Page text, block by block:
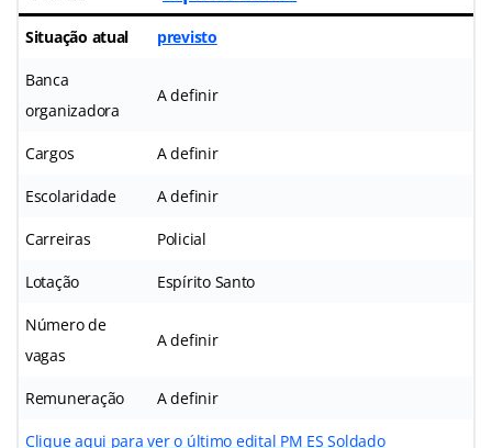
Situação atual previsto
Banca
organizadora
A definir
Cargos A definir
Escolaridade A definir
Carreiras Policial
Lotação Espírito Santo
Número de
vagas
A definir
Remuneração A definir
Clique aqui para ver o último edital PM ES Soldado